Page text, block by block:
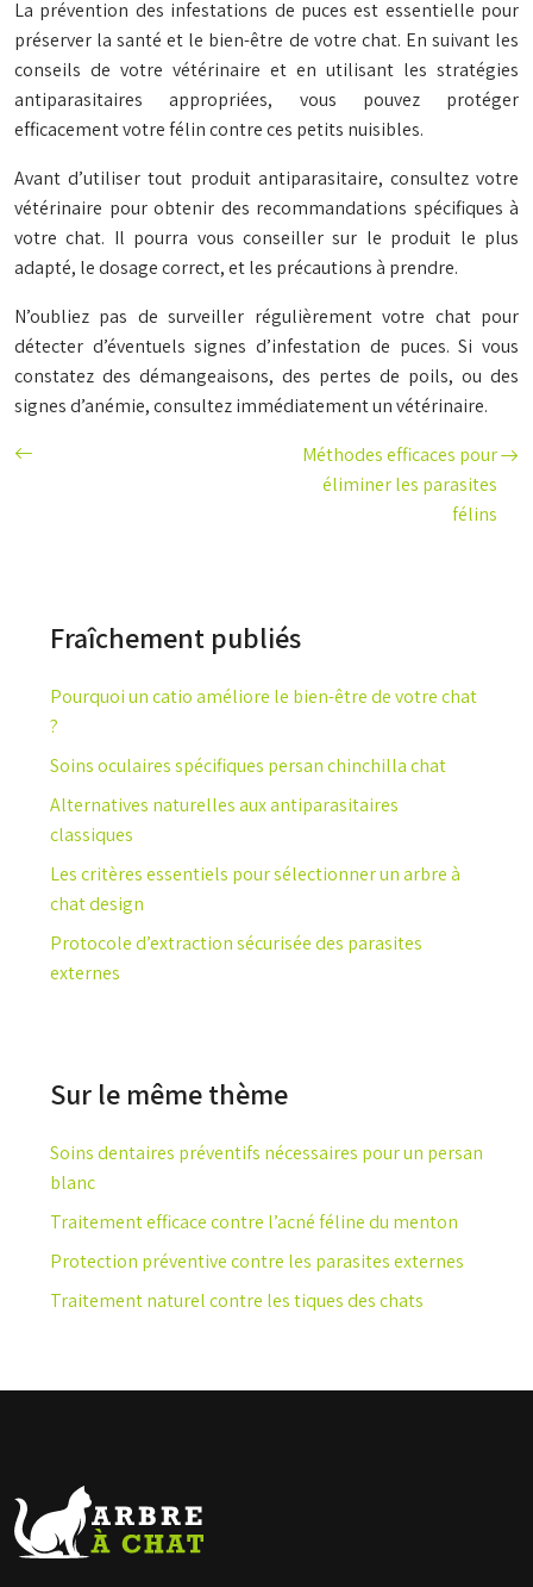
La prévention des infestations de puces est essentielle pour
préserver la santé et le bien-être de votre chat. En suivant les
conseils de votre vétérinaire et en utilisant les stratégies
antiparasitaires appropriées, vous pouvez protéger
efficacement votre félin contre ces petits nuisibles.
Avant d’utiliser tout produit antiparasitaire, consultez votre
vétérinaire pour obtenir des recommandations spécifiques à
votre chat. Il pourra vous conseiller sur le produit le plus
adapté, le dosage correct, et les précautions à prendre.
N’oubliez pas de surveiller régulièrement votre chat pour
détecter d’éventuels signes d’infestation de puces. Si vous
constatez des démangeaisons, des pertes de poils, ou des
signes d’anémie, consultez immédiatement un vétérinaire.
Méthodes efficaces pour
éliminer les parasites
félins
Fraîchement publiés
Pourquoi un catio améliore le bien-être de votre chat
?
Soins oculaires spécifiques persan chinchilla chat
Alternatives naturelles aux antiparasitaires
classiques
Les critères essentiels pour sélectionner un arbre à
chat design
Protocole d’extraction sécurisée des parasites
externes
Sur le même thème
Soins dentaires préventifs nécessaires pour un persan
blanc
Traitement efficace contre l’acné féline du menton
Protection préventive contre les parasites externes
Traitement naturel contre les tiques des chats